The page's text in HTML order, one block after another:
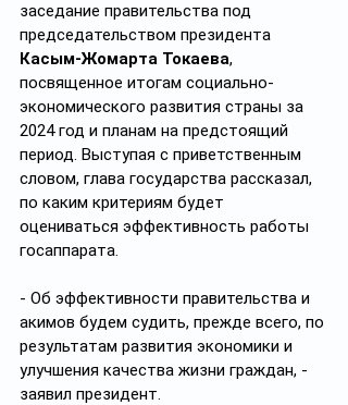
заседание правительства под
председательством президента
Касым-Жомарта Токаева,
посвященное итогам социально-
экономического развития страны за
2024 год и планам на предстоящий
период. Выступая с приветственным
словом, глава государства рассказал,
по каким критериям будет
оцениваться эффективность работы
госаппарата.
- Об эффективности правительства и
акимов будем судить, прежде всего, по
результатам развития экономики и
улучшения качества жизни граждан, -
заявил президент.